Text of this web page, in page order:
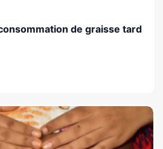
de graisse tard